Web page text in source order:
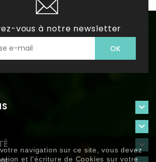
vous à notre newsletter



navigation sur ce site, vous devez
et l'écriture de Cookies sur votre